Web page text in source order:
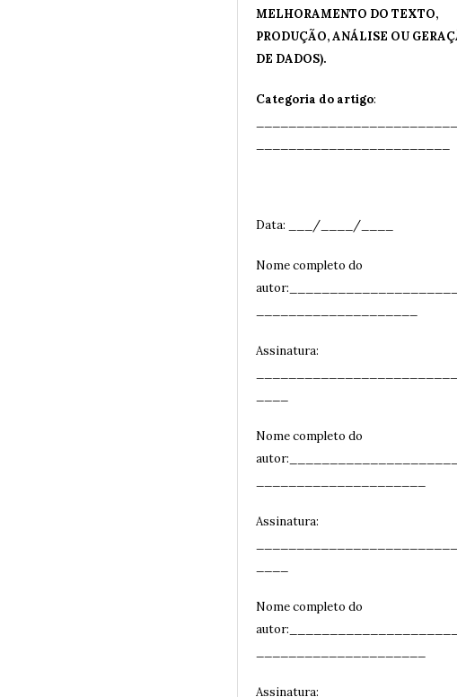
MELHORAMENTO DO TEXTO,
PRODUÇÃO, ANÁLISE OU
DE DADOS).
Categoria do artigo:
Data: ___/____/____
Nome completo do
Assinatura:
Nome completo do
Assinatura:
Nome completo do
Assinatura: